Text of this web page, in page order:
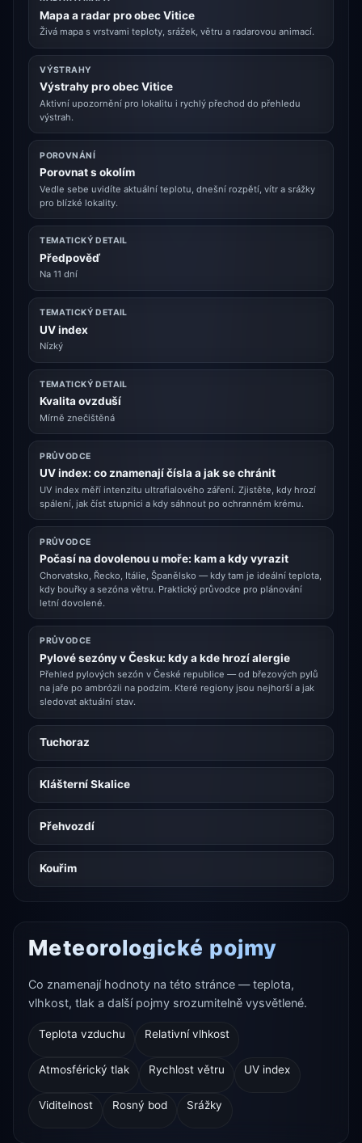
Mapa a radar pro obec Vitice
Živá mapa s vrstvami teploty, srážek, větru a radarovou animací.
VÝSTRAHY
Výstrahy pro obec Vitice
Aktivní upozornění pro lokalitu i rychlý přechod do přehledu
výstrah.
POROVNÁNÍ
Porovnat s okolím
Vedle sebe uvidíte aktuální teplotu, dnešní rozpětí, vítr a srážky
pro blízké lokality.
TEMATICKÝ DETAIL
Předpověď
Na 11 dní
TEMATICKÝ DETAIL
UV index
Nízký
TEMATICKÝ DETAIL
Kvalita ovzduší
Mírně znečištěná
PRŮVODCE
UV index: co znamenají čísla a jak se chránit
UV index měří intenzitu ultrafialového záření. Zjistěte, kdy hrozí
spálení, jak číst stupnici a kdy sáhnout po ochranném krému.
PRŮVODCE
Počasí na dovolenou u moře: kam a kdy vyrazit
Chorvatsko, Řecko, Itálie, Španělsko — kdy tam je ideální teplota,
kdy bouřky a sezóna větru. Praktický průvodce pro plánování
letní dovolené.
PRŮVODCE
Pylové sezóny v Česku: kdy a kde hrozí alergie
Přehled pylových sezón v České republice — od březových pylů
na jaře po ambrózii na podzim. Které regiony jsou nejhorší a jak
sledovat aktuální stav.
Tuchoraz
Klášterní Skalice
Přehvozdí
Kouřim
Meteorologické pojmy
Co znamenají hodnoty na této stránce — teplota,
vlhkost, tlak a další pojmy srozumitelně vysvětlené.
Teplota vzduchu Relativní vlhkost
Atmosférický tlak Rychlost větru UV index
Viditelnost Rosný bod Srážky